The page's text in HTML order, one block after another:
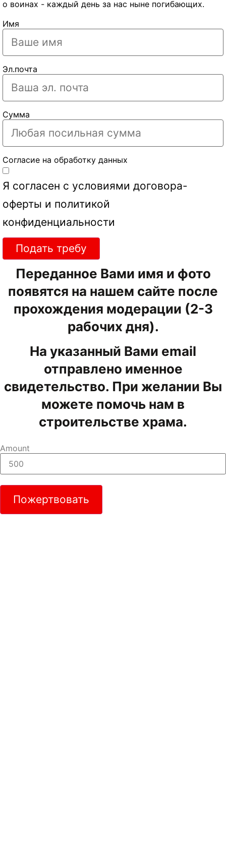
о воинах - каждый день за нас ныне погибающих.
Имя
Эл.почта
Сумма
Согласие на обработку данных
Я согласен с условиями договора-
оферты и политикой
конфиденциальности
Подать требу
Переданное Вами имя и фото
появятся на нашем сайте после
прохождения модерации (2-3
рабочих дня).
На указанный Вами email
отправлено именное
свидетельство. При желании Вы
можете помочь нам в
строительстве храма.
Amount
Пожертвовать